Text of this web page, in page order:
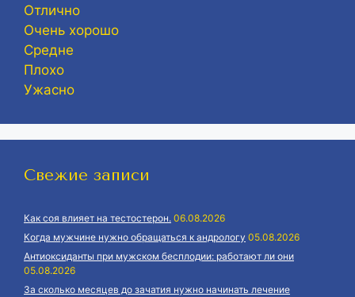
Отлично
Очень хорошо
Средне
Плохо
Ужасно
Свежие записи
Как соя влияет на тестостерон. 06.08.2026
Когда мужчине нужно обращаться к андрологу 05.08.2026
Антиоксиданты при мужском бесплодии: работают ли они
05.08.2026
За сколько месяцев до зачатия нужно начинать лечение